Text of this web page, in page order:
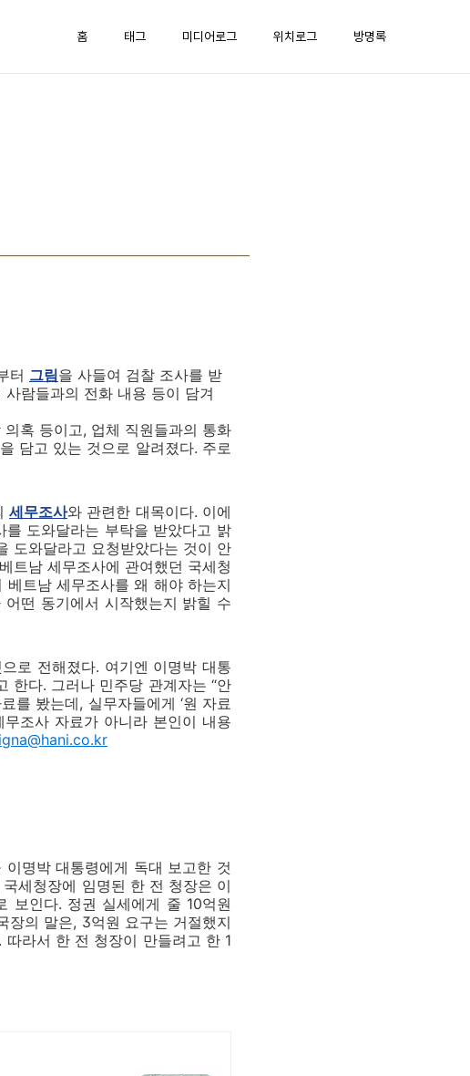
홈 태그 미디어로그 위치로그 방명록
터 그림을 사들여 검찰 조사를 받
사람들과의 전화 내용 등이 담겨
혹 등이고, 업체 직원들과의 통화
담고 있는 것으로 알려졌다. 주로
세무조사와 관련한 대목이다. 이에
도와달라는 부탁을 받았다고 밝
도와달라고 요청받았다는 것이 안
트남 세무조사에 관여했던 국세청
트남 세무조사를 왜 해야 하는지
떤 동기에서 시작했는지 밝힐 수
로 전해졌다. 여기엔 이명박 대통
한다. 그러나 민주당 관계자는 “안
를 봤는데, 실무자들에게 ‘원 자료
무조사 자료가 아니라 본인이 내용
명박 대통령에게 독대 보고한 것
세청장에 임명된 한 전 청장은 이
보인다. 정권 실세에게 줄 10억원
장의 말은, 3억원 요구는 거절했지
라서 한 전 청장이 만들려고 한 1